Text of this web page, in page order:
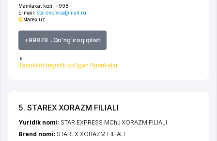
Mamlakat kodi: +998
E-mail: star.express@mail.ru
starex.uz
+99878 ...Qo'ng'iroq qilish
Tashkilot tegishli bo'lgan Rubrikalar
5. STAREX XORAZM FILIALI
Yuridik nomi: STAR EXPRESS MChJ XORAZM FILIALI
Brend nomi: STAREX XORAZM FILIALI